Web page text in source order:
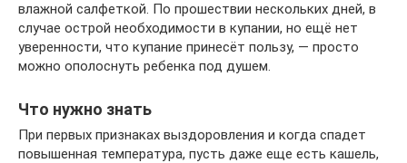
влажной салфеткой. По прошествии нескольких дней, в
случае острой необходимости в купании, но ещё нет
уверенности, что купание принесёт пользу, — просто
можно ополоснуть ребенка под душем.
Что нужно знать
При первых признаках выздоровления и когда спадет
повышенная температура, пусть даже еще есть кашель,